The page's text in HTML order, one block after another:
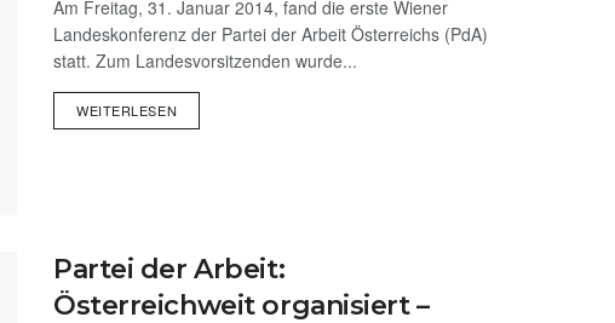
Am Freitag, 31. Januar 2014, fand die erste Wiener
Landeskonferenz der Partei der Arbeit Österreichs (PdA)
statt. Zum Landesvorsitzenden wurde...
WEITERLESEN
Partei der Arbeit:
Österreichweit organisiert –